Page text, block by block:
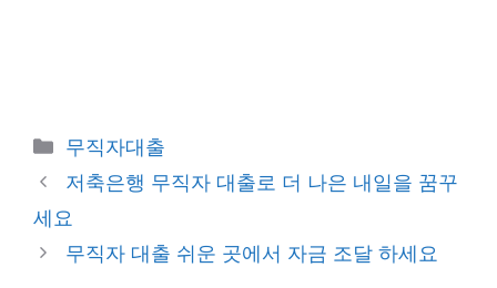
카
테
리
무직자대출
저축은행 무직자 대출로 더 나은 내일을 꿈꾸
세요
무직자 대출 쉬운 곳에서 자금 조달 하세요